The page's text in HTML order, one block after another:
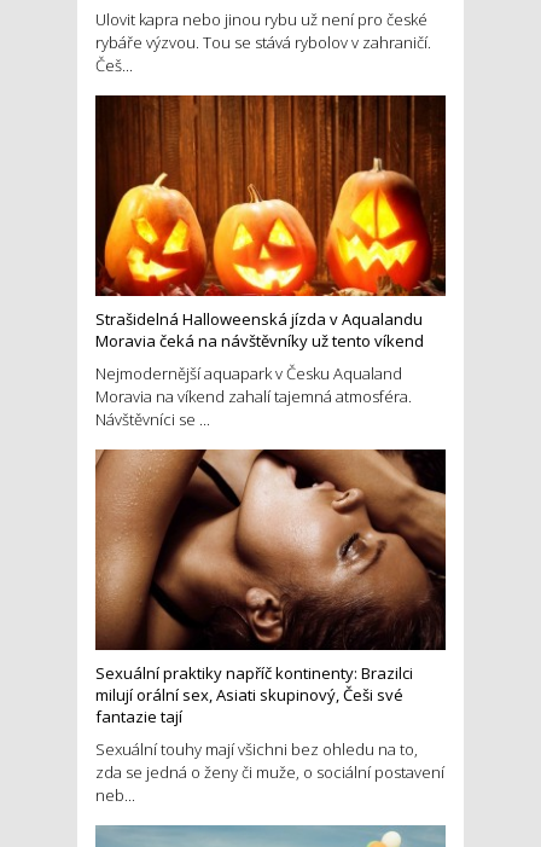
Ulovit kapra nebo jinou rybu už není pro české
rybáře výzvou. Tou se stává rybolov v zahraničí.
Češ...
Strašidelná Halloweenská jízda v Aqualandu
Moravia čeká na návštěvníky už tento víkend
Nejmodernější aquapark v Česku Aqualand
Moravia na víkend zahalí tajemná atmosféra.
Návštěvníci se ...
Sexuální praktiky napříč kontinenty: Brazilci
milují orální sex, Asiati skupinový, Češi své
fantazie tají
Sexuální touhy mají všichni bez ohledu na to,
zda se jedná o ženy či muže, o sociální postavení
neb...